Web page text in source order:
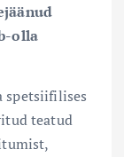
olla
spetsiifilises
teatud